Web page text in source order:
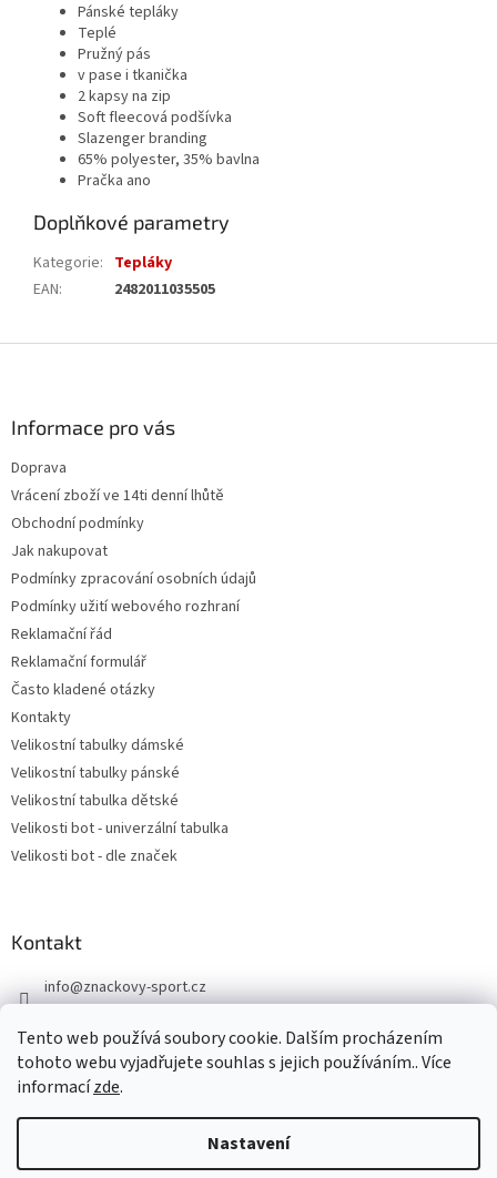
Tento web používá soubory cookie. Dalším procházením
tohoto webu vyjadřujete souhlas s jejich používáním.. Více
informacízde.
Nastavení
Pánské tepláky
Teplé
Pružný pás
v pase i tkanička
2 kapsy na zip
Soft fleecová podšívka
Slazenger branding
65% polyester, 35% bavlna
Pračka ano
Doplňkové parametry
Kategorie: Tepláky
EAN: 2482011035505
Informace pro vás
Doprava
Vrácení zboží ve 14ti denní lhůtě
Obchodní podmínky
Jak nakupovat
Podmínky zpracování osobních údajů
Podmínky užití webového rozhraní
Reklamační řád
Reklamační formulář
Často kladené otázky
Kontakty
Velikostní tabulky dámské
Velikostní tabulky pánské
Velikostní tabulka dětské
Velikosti bot - univerzální tabulka
Velikosti bot - dle značek
Kontakt
info@znackovy-sport.cz
Vytvořil Shoptet